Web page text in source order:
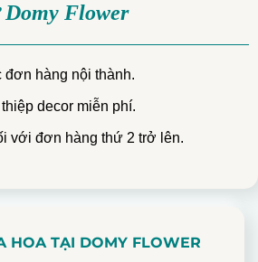
Flower
đơn hàng nội thành.
decor miễn phí.
với đơn hàng thứ 2 trở lên.
HOA TẠI DOMY FLOWER